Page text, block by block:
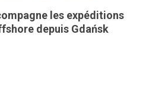
les expéditions
depuis Gdańsk